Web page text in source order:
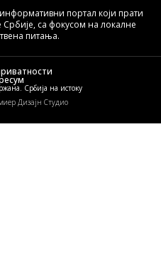
портал који прати
са фокусом на локалне
питања.
Србија на истоку
Дизајн Студио